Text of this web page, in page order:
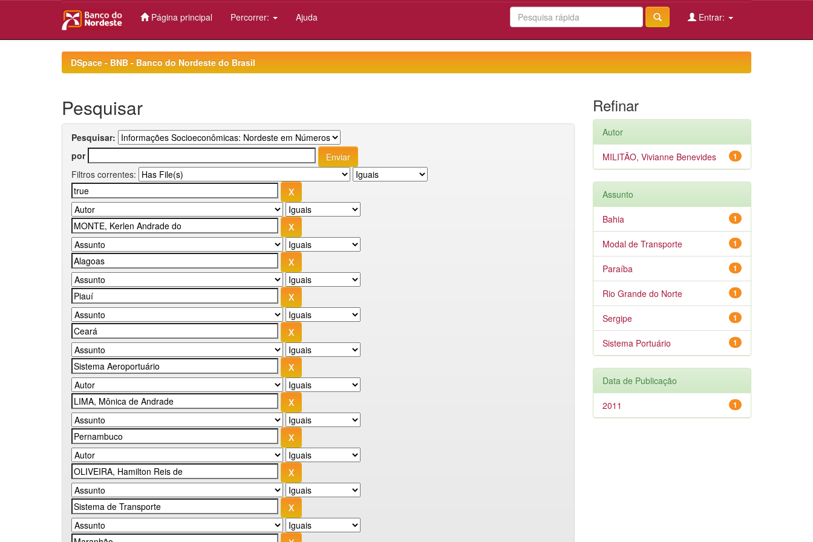
Página principal Percorrer: Ajuda Entrar:
DSpace - BNB - Banco do Nordeste do Brasil
Pesquisar
Pesquisar:
por
Filtros correntes:
Refinar
Autor
1
MILITÃO, Vivianne Benevides
Assunto
1
Bahia
1
Modal de Transporte
1
Paraíba
1
Rio Grande do Norte
1
Sergipe
1
Sistema Portuário
Data de Publicação
1
2011